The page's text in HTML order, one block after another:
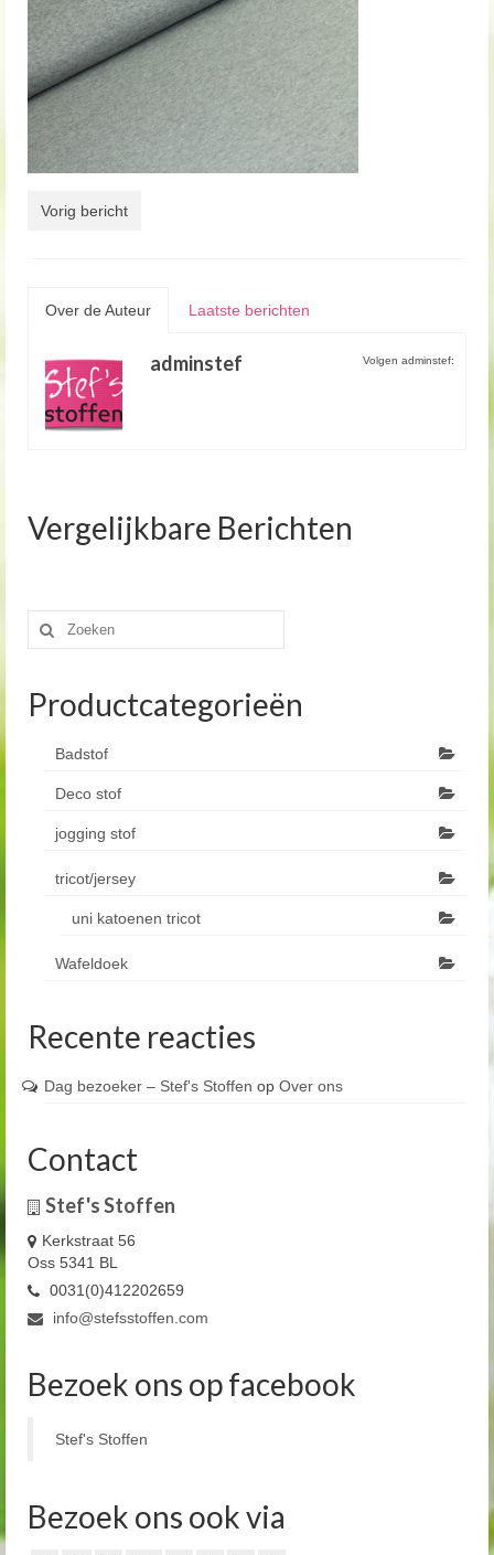
Vorig bericht
Over de Auteur Laatste berichten
Volgen adminstef:
adminstef
Vergelijkbare Berichten
Zoeken
naar:
Productcategorieën
Badstof
Deco stof
jogging stof
tricot/jersey
uni katoenen tricot
Wafeldoek
Recente reacties
Dag bezoeker – Stef's Stoffen op Over ons
Contact
Stef's Stoffen
Kerkstraat 56
Oss 5341 BL
0031(0)412202659
info@stefsstoffen.com
Bezoek ons op facebook
Stef's Stoffen
Bezoek ons ook via